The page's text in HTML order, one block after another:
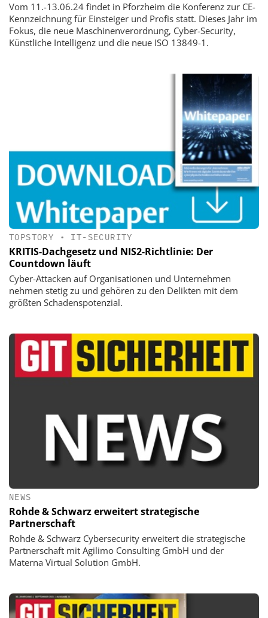
Vom 11.-13.06.24 findet in Pforzheim die Konferenz zur CE-
Kennzeichnung für Einsteiger und Profis statt. Dieses Jahr im
Fokus, die neue Maschinenverordnung, Cyber-Security,
Künstliche Intelligenz und die neue ISO 13849-1.
TOPSTORY • IT-SECURITY
KRITIS-Dachgesetz und NIS2-Richtlinie: Der
Countdown läuft
Cyber-Attacken auf Organisationen und Unternehmen
nehmen stetig zu und gehören zu den Delikten mit dem
größten Schadenspotenzial.
NEWS
Rohde & Schwarz erweitert strategische
Partnerschaft
Rohde & Schwarz Cybersecurity erweitert die strategische
Partnerschaft mit Agilimo Consulting GmbH und der
Materna Virtual Solution GmbH.